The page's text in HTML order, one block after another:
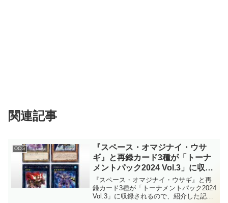
関連記事
OCG
『スペース・オマジナイ・ウサ
ギ』と再録カード3種が「トーナ
メントパック2024 Vol.3」に収
録！！「ブルーアイズ」や「白き
森」で有用な通常モンスターが登
場！！「Ｘ－セイバー」や「Ｄ
『スペース・オマジナイ・ウサギ』と再
録カード3種が「トーナメントパック2024
Vol.3」に収録されるので、紹介した記事